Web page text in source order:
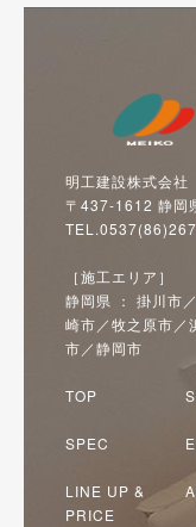
明工建設株式会社
〒437-1612 静岡
［施工エリア］
静岡県 ： 掛川市
崎市／牧之原市／
市／静岡市
TOP
SPEC
LINE UP &
PRICE